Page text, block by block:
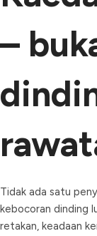
–
Tidak ada satu
kebocoran dinding
retakan, keadaan